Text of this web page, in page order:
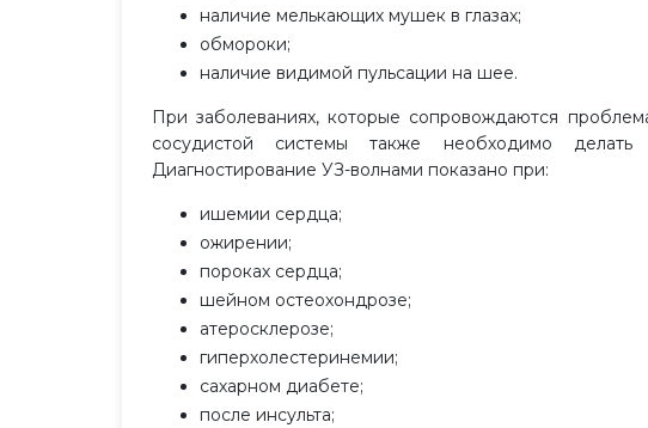
наличие мелькающих мушек в глазах;
обмороки;
наличие видимой пульсации на шее.
При заболеваниях, которые сопровождаются
сосудистой системы также необходимо
Диагностирование УЗ-волнами показано при:
ишемии сердца;
ожирении;
пороках сердца;
шейном остеохондрозе;
атеросклерозе;
гиперхолестеринемии;
сахарном диабете;
после инсульта;